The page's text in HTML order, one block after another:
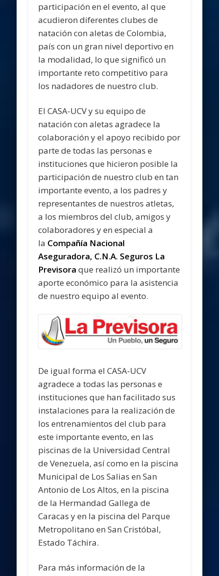
participación en el evento, al que
acudieron diferentes clubes de
natación con aletas de Colombia,
país con un gran nivel deportivo en
la modalidad, lo que significó un
importante reto competitivo para
los nadadores de nuestro club.
El CASA-UCV y su equipo de
natación con aletas agradece la
colaboración y el apoyo recibido por
parte de todas las personas e
instituciones que hicieron posible la
participación de nuestro club en tan
importante evento, a los padres y
representantes de nuestros atletas,
a los miembros del club, amigos y
colaboradores y en especial a
la Compañía Nacional
Aseguradora, C.N.A. Seguros La
Previsora que realizó un importante
aporte económico para la asistencia
de nuestro equipo al evento.
De igual forma el CASA-UCV
agradece a todas las personas e
instituciones que han facilitado sus
instalaciones para la realización de
los entrenamientos del club para
este importante evento, en las
piscinas de la Universidad Central
de Venezuela, así como en la piscina
Municipal de Los Salias en San
Antonio de Los Altos, en la piscina
de la Hermandad Gallega de
Caracas y en la piscina del Parque
Metropolitano en San Cristóbal,
Estado Táchira.
Para más información de la